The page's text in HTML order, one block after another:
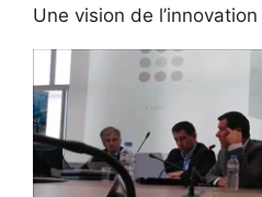
Une vision de l’innovation